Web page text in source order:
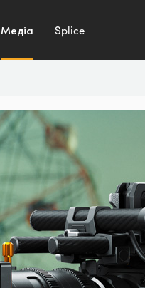
Медіа Splice